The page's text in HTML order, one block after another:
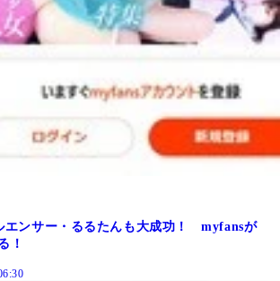
エンサー・るるたんも大成功！ myfansが
！